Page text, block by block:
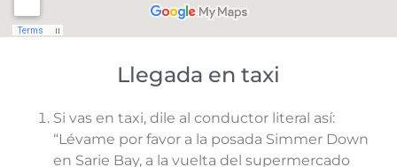
Llegada en taxi
Si vas en taxi, dile al conductor literal así:
“Lévame por favor a la posada Simmer Down
en Sarie Bay, a la vuelta del supermercado